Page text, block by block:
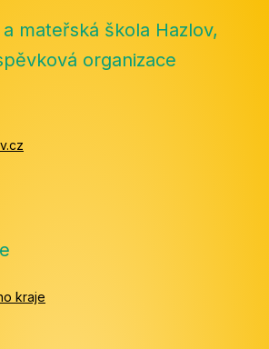
mateřská škola Hazlov,
organizace
kraje